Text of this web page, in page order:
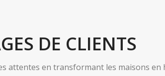
DE CLIENTS
attentes en transformant les maisons en